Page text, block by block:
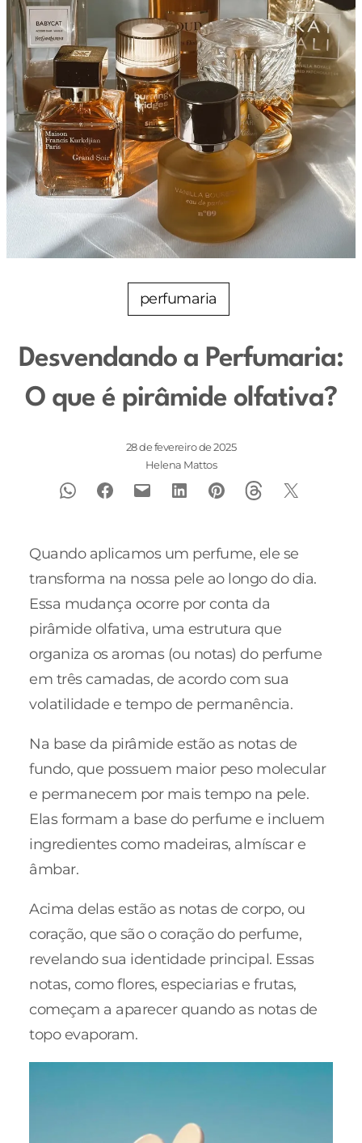
perfumaria
Desvendando a Perfumaria:
O que é pirâmide olfativa?
28 de fevereiro de 2025
Helena Mattos
Quando aplicamos um perfume, ele se
transforma na nossa pele ao longo do dia.
Essa mudança ocorre por conta da
pirâmide olfativa, uma estrutura que
organiza os aromas (ou notas) do perfume
em três camadas, de acordo com sua
volatilidade e tempo de permanência.
Na base da pirâmide estão as notas de
fundo, que possuem maior peso molecular
e permanecem por mais tempo na pele.
Elas formam a base do perfume e incluem
ingredientes como madeiras, almíscar e
âmbar.
Acima delas estão as notas de corpo, ou
coração, que são o coração do perfume,
revelando sua identidade principal. Essas
notas, como flores, especiarias e frutas,
começam a aparecer quando as notas de
topo evaporam.